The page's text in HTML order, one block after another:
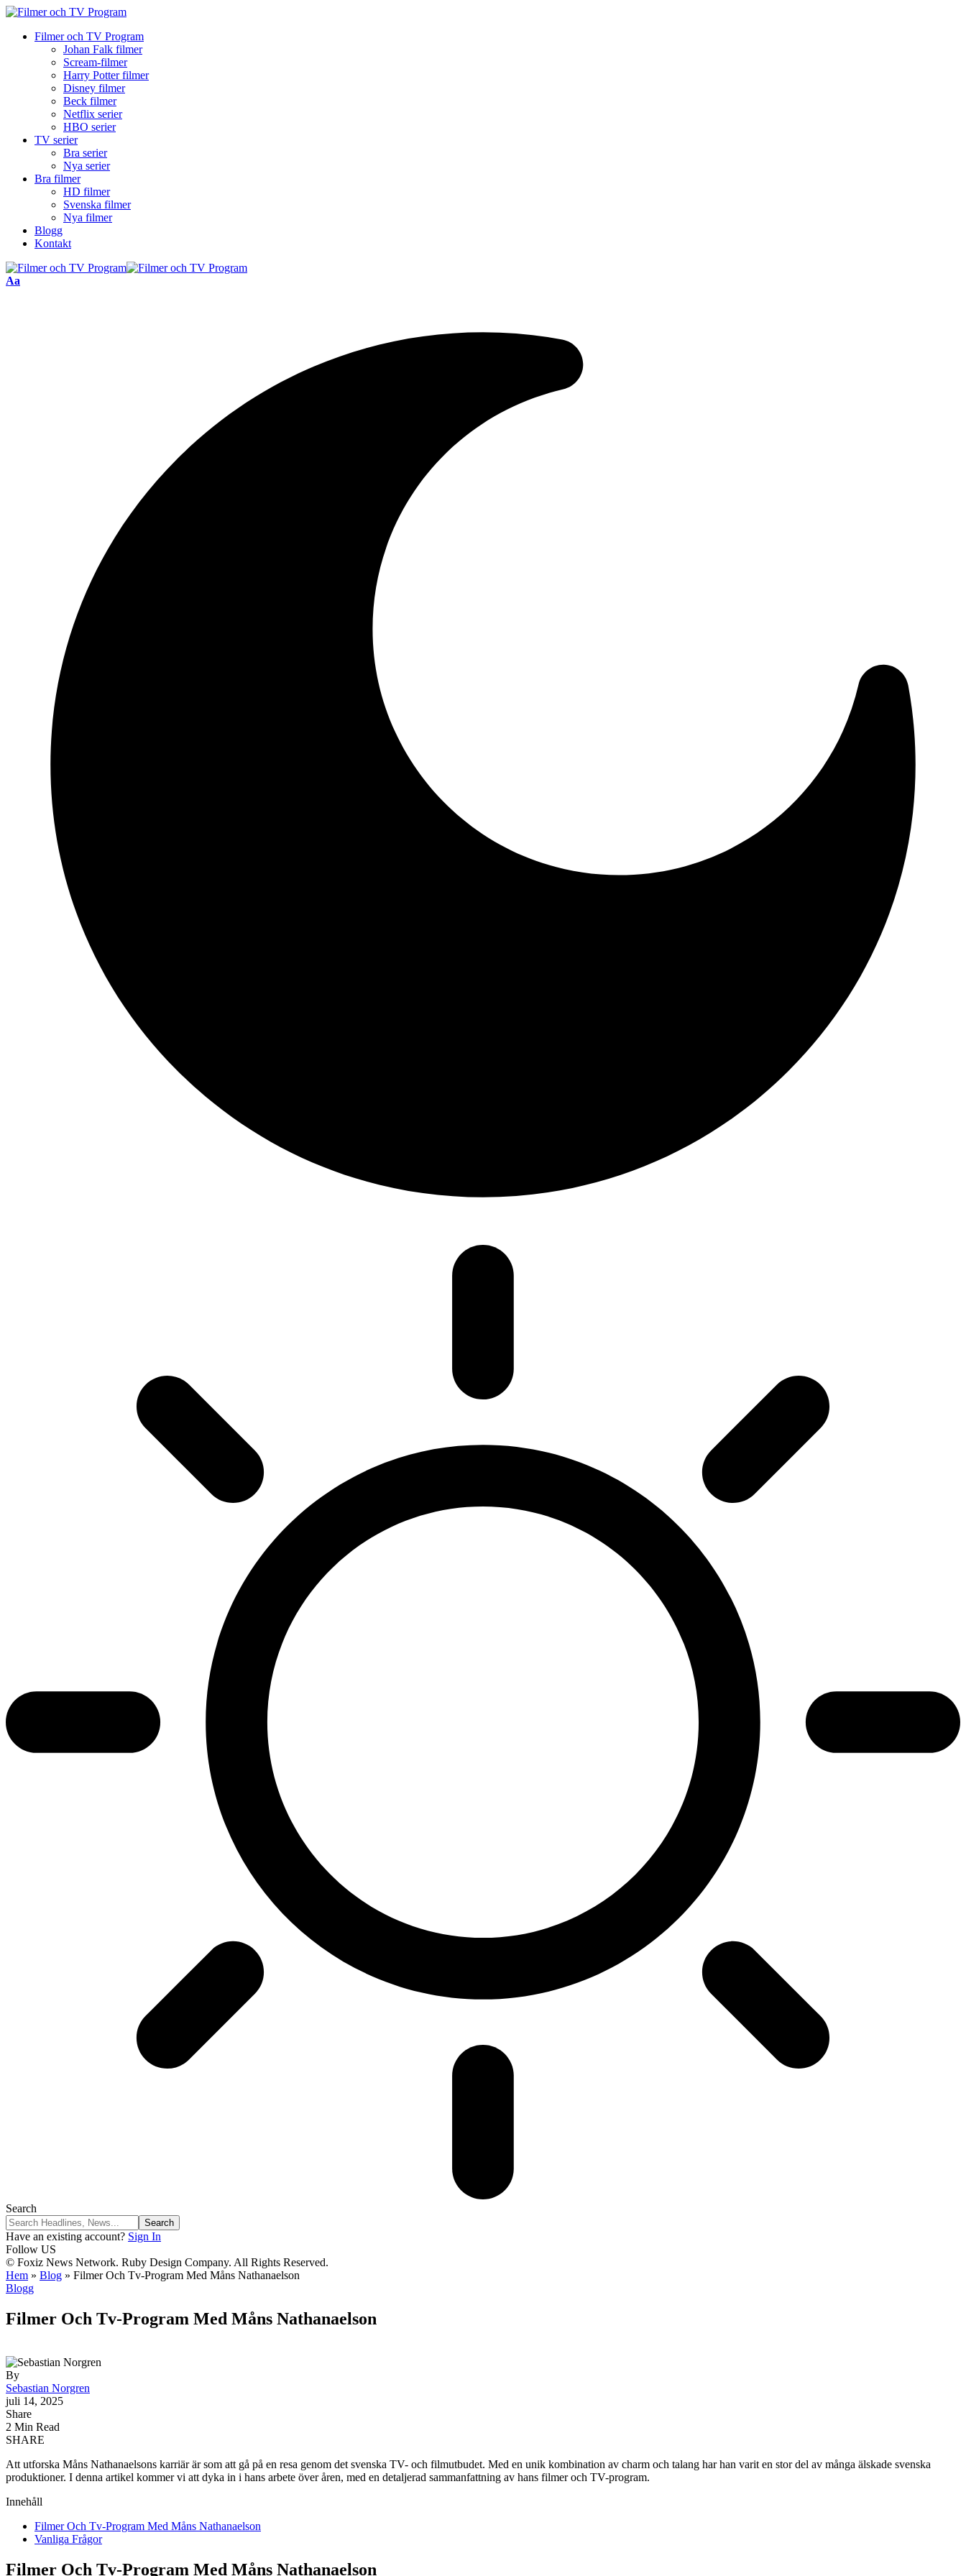
Filmer och TV Program
Johan Falk filmer
Scream-filmer
Harry Potter filmer
Disney filmer
Beck filmer
Netflix serier
HBO serier
TV serier
Bra serier
Nya serier
Bra filmer
HD filmer
Svenska filmer
Nya filmer
Blogg
Kontakt
Font
Aa
Search
Have an existing account? Sign In
Follow US
© Foxiz News Network. Ruby Design Company. All Rights Reserved.
Hem » Blog » Filmer Och Tv-Program Med Måns Nathanaelson
Blogg
Filmer Och Tv-Program Med Måns Nathanaelson
By
Sebastian Norgren
juli 14, 2025
Share
2 Min Read
SHARE
Att utforska Måns Nathanaelsons karriär är som att gå på en resa genom det svenska TV- och filmutbudet. Med en unik kombination av charm och talang har han varit en stor del av många älskade svenska
produktioner. I denna artikel kommer vi att dyka in i hans arbete över åren, med en detaljerad sammanfattning av hans filmer och TV-program.
Innehåll
Filmer Och Tv-Program Med Måns Nathanaelson
Vanliga Frågor
Filmer Och Tv-Program Med Måns Nathanaelson